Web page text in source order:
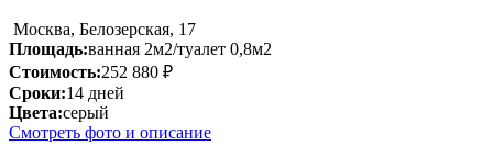
Москва, Белозерская, 17
Площадь:ванная 2м2/туалет 0,8м2
Стоимость:252 880 ₽
Сроки:14 дней
Цвета:серый
Смотреть фото и описание